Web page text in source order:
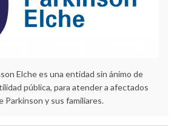
Elche es una entidad sin ánimo de
pública, para atender a afectados
Parkinson y sus familiares.